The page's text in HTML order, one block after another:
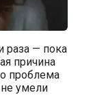
раза — пока
причина
проблема
умели